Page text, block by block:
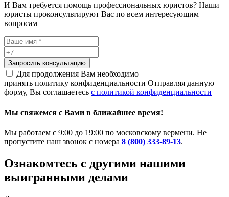
И Вам требуется помощь профессиональных юристов? Наши
юристы проконсультируют Вас по всем интересующим
вопросам
Запросить консультацию
Для продолжения Вам необходимо
принять политику конфиденциальности Отправляя данную
форму, Вы соглашаетесь с политикой конфиденциальности
Мы свяжемся с Вами в ближайшее время!
Мы работаем с 9:00 до 19:00 по московскому вермени. Не
пропустите наш звонок с номера 8 (800) 333-89-13.
Ознакомтесь c другими нашими
выигранными делами